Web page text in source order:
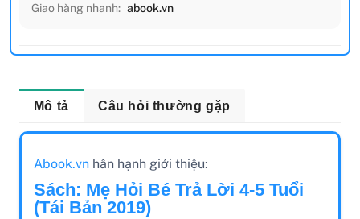
Giao hàng nhanh: abook.vn
Mô tả Câu hỏi thường gặp
Abook.vnhân hạnh giới thiệu:
Sách: Mẹ Hỏi Bé Trả Lời 4-5 Tuổi
(Tái Bản 2019)